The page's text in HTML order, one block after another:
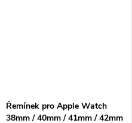
Řemínek pro Apple Watch
38mm / 40mm / 41mm / 42mm